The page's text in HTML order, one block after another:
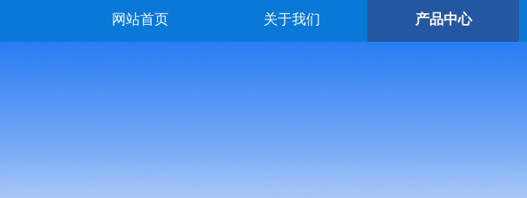
网站首页 关于我们 产品中心